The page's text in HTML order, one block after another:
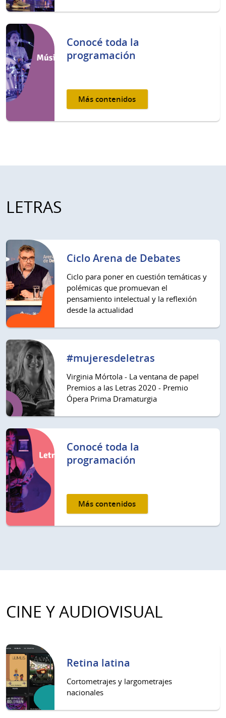
Conocé toda la
programación
Más contenidos
LETRAS
Ciclo Arena de Debates
Ciclo para poner en cuestión temáticas y
polémicas que promuevan el
pensamiento intelectual y la reflexión
desde la actualidad
#mujeresdeletras
Virginia Mórtola - La ventana de papel
Premios a las Letras 2020 - Premio
Ópera Prima Dramaturgia
Conocé toda la
programación
Más contenidos
CINE Y AUDIOVISUAL
Retina latina
Cortometrajes y largometrajes
nacionales